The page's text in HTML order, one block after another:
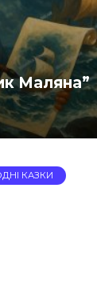
Маляна”
КАЗКИ